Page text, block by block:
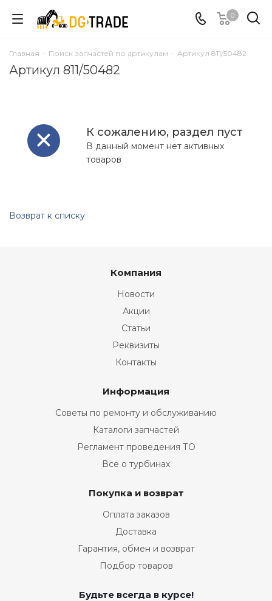
0
Главная - Поиск запчастей по артикулам - Артикул 811/50482
Артикул 811/50482
К сожалению, раздел пуст
В данный момент нет активных
товаров
Возврат к списку
Компания
Новости
Акции
Статьи
Реквизиты
Контакты
Информация
Советы по ремонту и обслуживанию
Каталоги запчастей
Регламент проведения ТО
Все о турбинах
Покупка и возврат
Оплата заказов
Доставка
Гарантия, обмен и возврат
Подбор товаров
Будьте всегда в курсе!